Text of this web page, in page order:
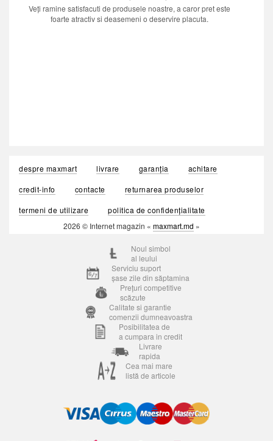
Veți ramine satisfacuti de produsele noastre, a caror pret este
foarte atractiv si deasemeni o deservire placuta.
despre maxmart livrare garanția
achitare
credit-info
contacte
returnarea produselor
termeni de utilizare
politica de confidențialitate
2026 © Internet magazin « maxmart.md »
Noul simbol
al leului
Serviciu suport
șase zile din săptamina
Prețuri competitive
scăzute
Calitate si garantie
comenzii dumneavoastra
Posibilitatea de
a cumpara in credit
Livrare
rapida
Cea mai mare
listă de articole